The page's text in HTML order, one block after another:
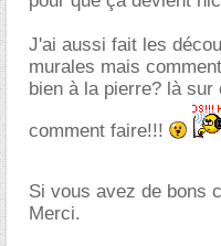
J'ai aussi fait les
murales mais
bien à la pierre? là
comment faire!!!
Si vous avez de bons
Merci.